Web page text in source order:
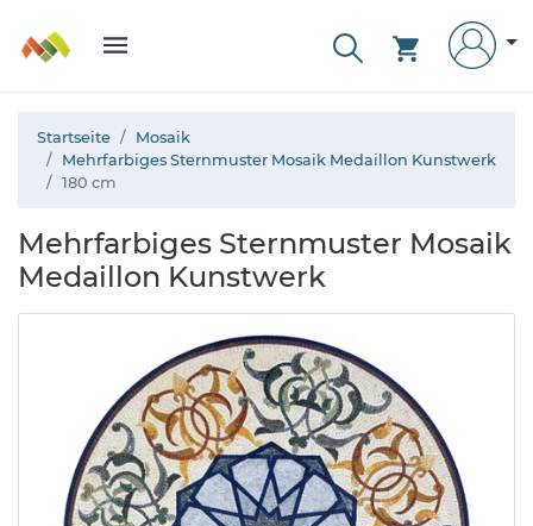
Startseite
Mosaik
Mehrfarbiges Sternmuster Mosaik Medaillon Kunstwerk
180 cm
Mehrfarbiges Sternmuster Mosaik
Medaillon Kunstwerk